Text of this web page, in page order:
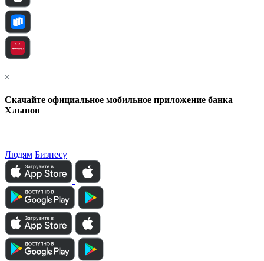
Скачайте официальное мобильное приложение банка
Хлынов
Людям Бизнесу